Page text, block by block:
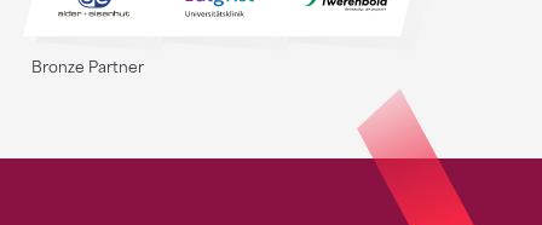
Bronze Partner